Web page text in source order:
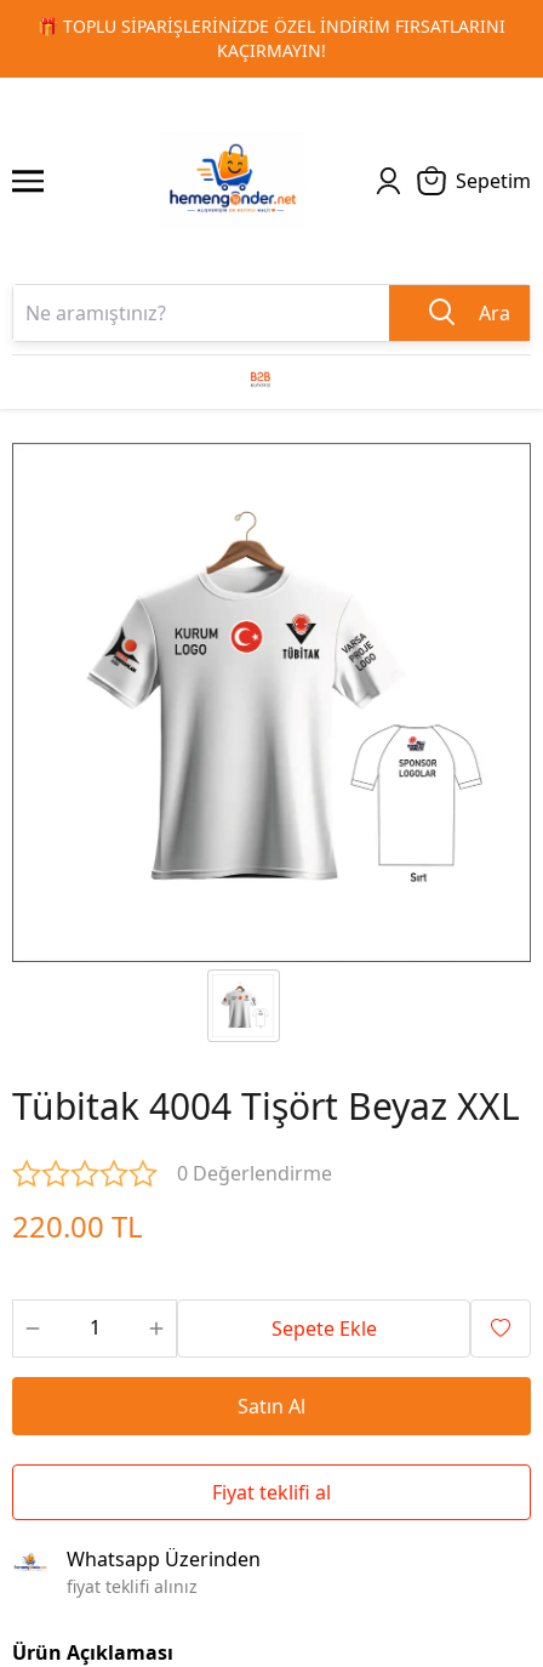
🚀 KURUMSAL PROMOSYON VE MATBAA
TESLIMAT!
1 2
Sepetim
Ara
Tübitak 4004 Tişört Beyaz XXL
0 Değerlendirme
220.00 TL
Sepete Ekle
Satın Al
Fiyat teklifi al
Whatsapp Üzerinden
fiyat teklifi alınız
Ürün Açıklaması